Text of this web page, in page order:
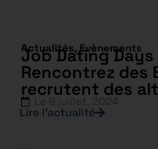
Actualités,Evènements
Job Dating Days
Rencontrez des
recrutent des
Lire l’actualité